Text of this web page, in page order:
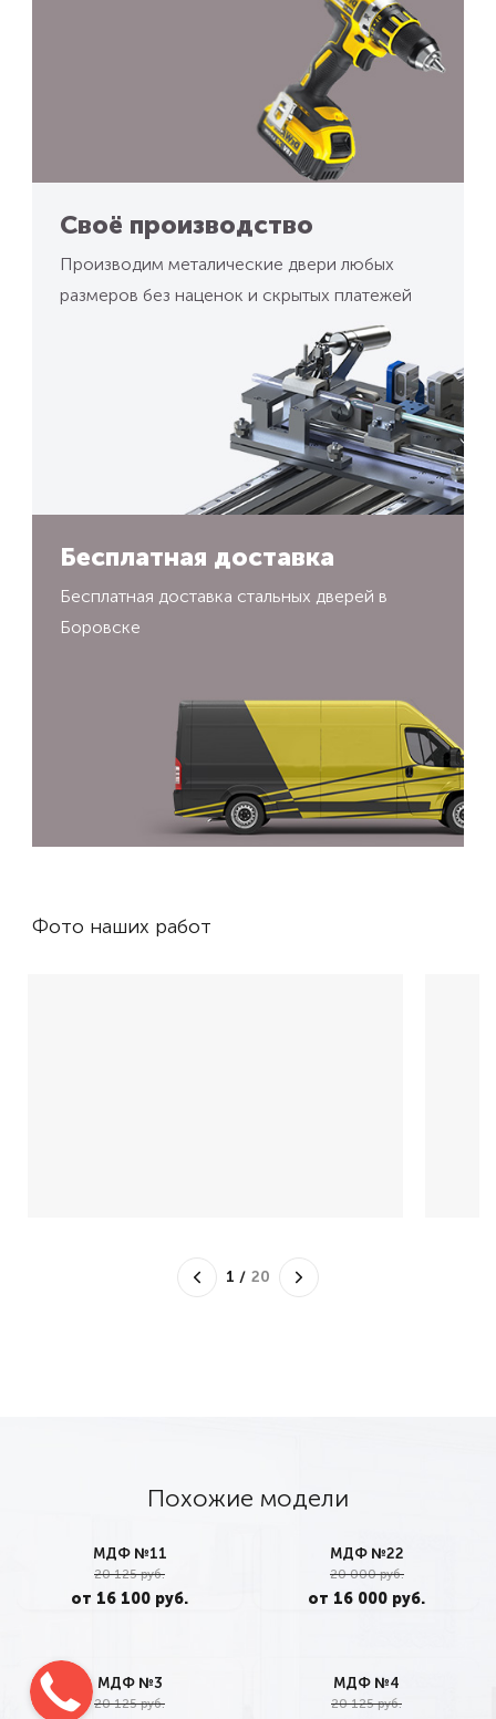
Своё производство
Производим металические двери любых
размеров без наценок и скрытых платежей
Бесплатная доставка
Бесплатная доставка стальных дверей в
Боровске
Фото наших работ
1 / 20
Похожие модели
МДФ №11
20 125 руб.
от 16 100 руб.
МДФ №22
20 000 руб.
от 16 000 руб.
МДФ №3
20 125 руб.
МДФ №4
20 125 руб.